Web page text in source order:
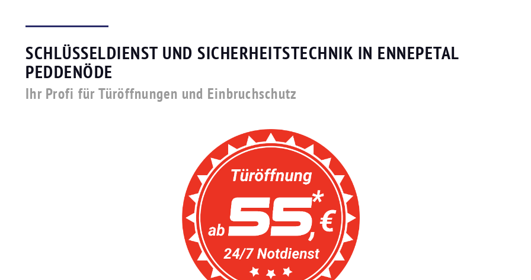
SCHLÜSSELDIENST UND SICHERHEITSTECHNIK IN ENNEPETAL
PEDDENÖDE
Ihr Profi für Türöffnungen und Einbruchschutz